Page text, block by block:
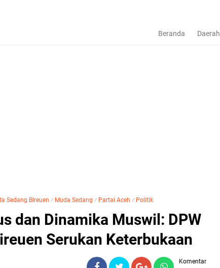
Beranda Daerah
Sedang Bireuen ⁄ Muda Sedang ⁄ Partai Aceh ⁄ Politik
dan Dinamika Muswil: DPW
Serukan Keterbukaan
Komentar